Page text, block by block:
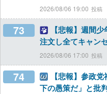
2026/08/06 19:00
73
【悲報】週間
注文し全てキャン
2026/08/06 17:00
74
【悲報】参政
下の愚策だ」と批